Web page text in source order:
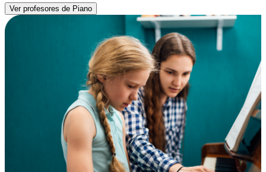
Ver profesores de Piano